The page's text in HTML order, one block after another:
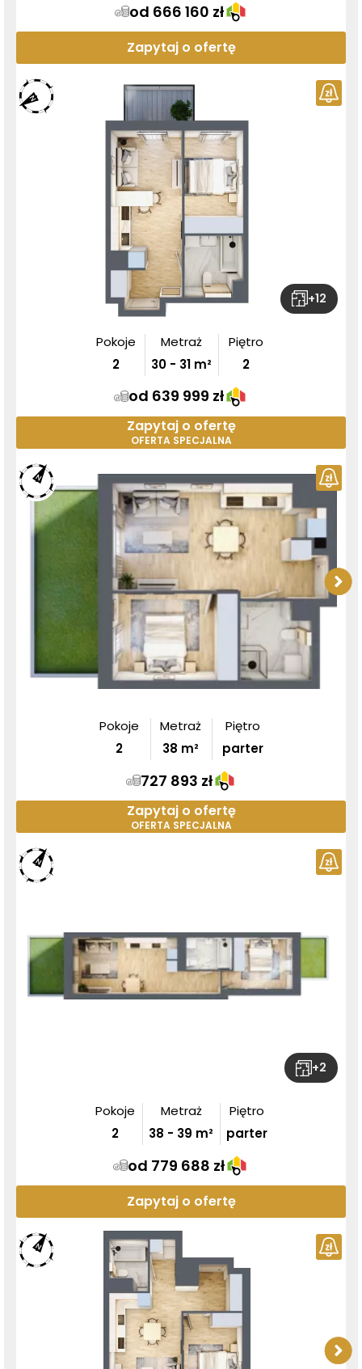
od 666 160 zł
Zapytaj o ofertę
+12
Pokoje
2
Metraż
30- 31m²
Piętro
2
od 639 999 zł
Zapytaj o ofertę
OFERTA SPECJALNA
Pokoje
2
Metraż
38 m²
Piętro
parter
727 893 zł
Zapytaj o ofertę
OFERTA SPECJALNA
+2
Pokoje
2
Metraż
38 - 39 m²
Piętro
parter
od 779 688 zł
Zapytaj o ofertę